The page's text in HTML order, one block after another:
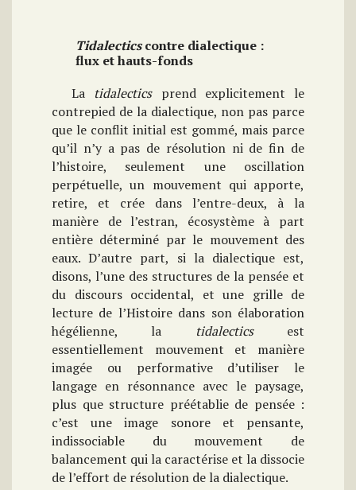
Tidalecticscontre dialectique :
flux et hauts-fonds
La tidalecticsprend explicitement le
contrepied de la dialectique, non pas parce
que le conflit initial est gommé, mais parce
qu’il n’y a pas de résolution ni de fin de
l’histoire, seulement une oscillation
perpétuelle, un mouvement qui apporte,
retire, et crée dans l’entre-deux, à la
manière de l’estran, écosystème à part
entière déterminé par le mouvement des
eaux. D’autre part, si la dialectique est,
disons, l’une des structures de la pensée et
du discours occidental, et une grille de
lecture de l’Histoire dans son élaboration
hégélienne, la
tidalecticsest
essentiellement mouvement et manière
imagée ou performative d’utiliser le
langage en résonnance avec le paysage,
plus que structure préétablie de pensée :
c’est une image sonore et pensante,
indissociable du mouvement de
balancement qui la caractérise et la dissocie
de l’effort de résolution de la dialectique.